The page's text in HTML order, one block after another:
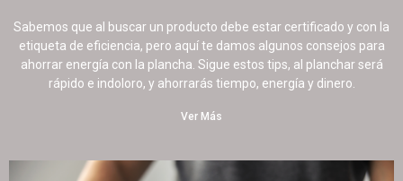
Sabemos que al buscar un producto debe estar certificado y con la
etiqueta de eficiencia, pero aquí te damos algunos consejos para
ahorrar energía con la plancha. Sigue estos tips, al planchar será
rápido e indoloro, y ahorrarás tiempo, energía y dinero.
Ver Más